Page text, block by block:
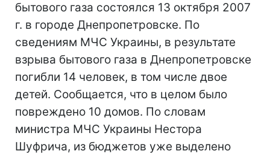
бытового газа состоялся 13 октября 2007
г. в городе Днепропетровске. По
сведениям МЧС Украины, в результате
взрыва бытового газа в Днепропетровске
погибли 14 человек, в том числе двое
детей. Сообщается, что в целом было
повреждено 10 домов. По словам
министра МЧС Украины Нестора
Шуфрича, из бюджетов уже выделено